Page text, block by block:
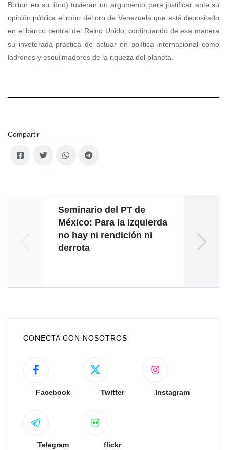
Bolton en su libro) tuvieran un argumento para justificar ante su
opinión pública el robo del oro de Venezuela que está depositado
en el banco central del Reino Unido, continuando de esa manera
su inveterada práctica de actuar en política internacional como
ladrones y esquilmadores de la riqueza del planeta.
Compartir
Seminario del PT de
México: Para la izquierda
no hay ni rendición ni
derrota
CONECTA CON NOSOTROS
Facebook Twitter Instagram
Telegram flickr